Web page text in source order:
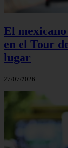
El
en el Tour
lugar
27/07/2026